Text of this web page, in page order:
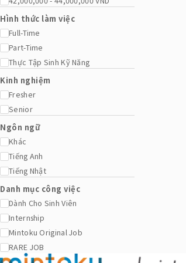
Hình thức làm việc
Full-Time
Part-Time
Thực Tập Sinh Kỹ Năng
Kinh nghiệm
Fresher
Senior
Ngôn ngữ
Khác
Tiếng Anh
Tiếng Nhật
Danh mục công việc
Dành Cho Sinh Viên
Internship
Mintoku Original Job
RARE JOB